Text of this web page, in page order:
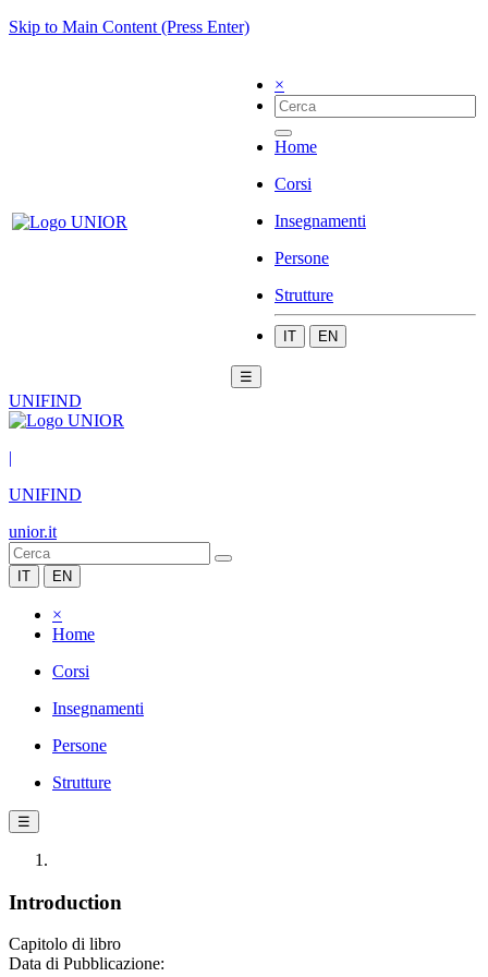
Skip to Main Content (Press Enter)
×
Home
Corsi
Insegnamenti
Persone
Strutture
IT EN
☰
UNIFIND
|
UNIFIND
unior.it
IT EN
×
Home
Corsi
Insegnamenti
Persone
Strutture
☰
Introduction
Capitolo di libro
Data di Pubblicazione: